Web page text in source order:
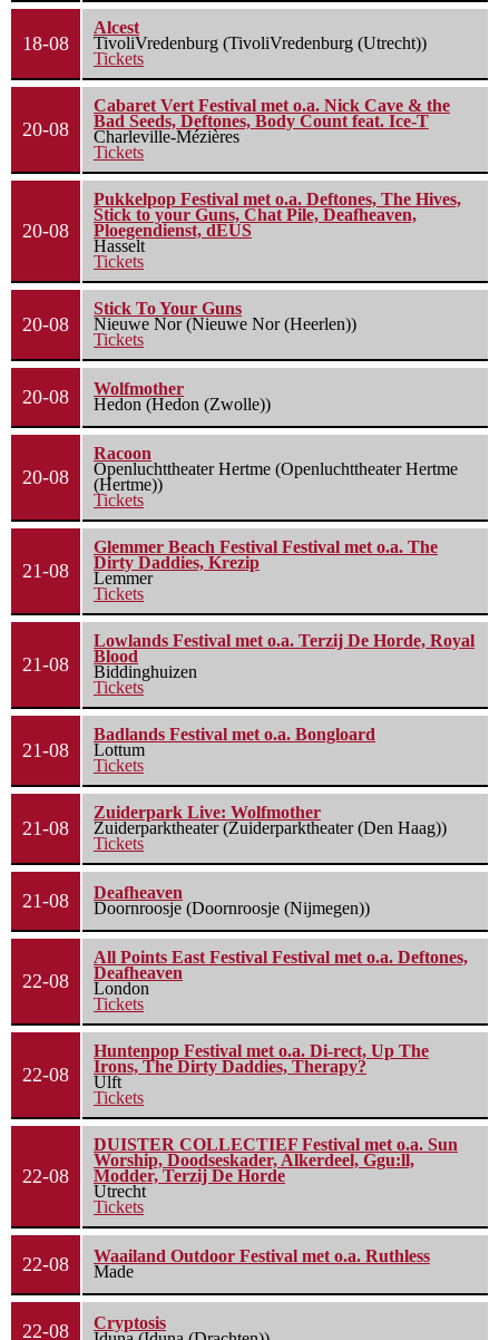
18-08
Alcest
TivoliVredenburg (TivoliVredenburg (Utrecht))
Tickets
20-08
Cabaret Vert Festival met o.a. Nick Cave & the
Bad Seeds, Deftones, Body Count feat. Ice-T
Charleville-Mézières
Tickets
20-08
Pukkelpop Festival met o.a. Deftones, The Hives,
Stick to your Guns, Chat Pile, Deafheaven,
Ploegendienst, dEUS
Hasselt
Tickets
20-08
Stick To Your Guns
Nieuwe Nor (Nieuwe Nor (Heerlen))
Tickets
20-08
Wolfmother
Hedon (Hedon (Zwolle))
20-08
Racoon
Openluchttheater Hertme (Openluchttheater Hertme
(Hertme))
Tickets
21-08
Glemmer Beach Festival Festival met o.a. The
Dirty Daddies, Krezip
Lemmer
Tickets
21-08
Lowlands Festival met o.a. Terzij De Horde, Royal
Blood
Biddinghuizen
Tickets
21-08
Badlands Festival met o.a. Bongloard
Lottum
Tickets
21-08
Zuiderpark Live: Wolfmother
Zuiderparktheater (Zuiderparktheater (Den Haag))
Tickets
21-08
Deafheaven
Doornroosje (Doornroosje (Nijmegen))
22-08
All Points East Festival Festival met o.a. Deftones,
Deafheaven
London
Tickets
22-08
Huntenpop Festival met o.a. Di-rect, Up The
Irons, The Dirty Daddies, Therapy?
Ulft
Tickets
22-08
DUISTER COLLECTIEF Festival met o.a. Sun
Worship, Doodseskader, Alkerdeel, Ggu:ll,
Modder, Terzij De Horde
Utrecht
Tickets
22-08
Waailand Outdoor Festival met o.a. Ruthless
Made
22-08
Cryptosis